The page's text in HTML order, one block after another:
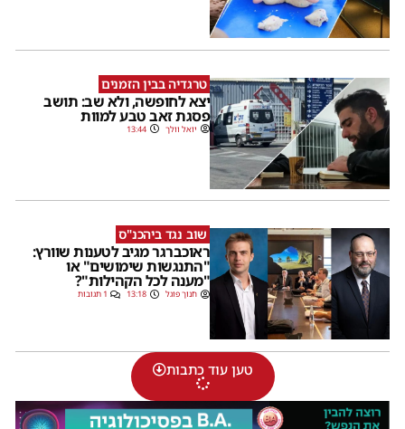
טרגדיה בבין הזמנים
יצא לחופשה, ולא שב: תושב
פסגת זאב טבע למוות
יואל וולך 13:44
שוב נגד ביהכנ"ס
ראוכברגר מגיב לטענות שוורץ:
"התנגשות שימושים" או
"מענה לכל הקהילות"?
חנוך פוגל 13:18 1 תגובות
טען עוד כתבות